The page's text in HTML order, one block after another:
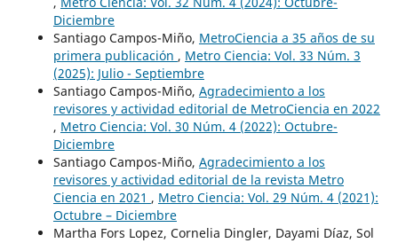
Diciembre
Santiago Campos-Miño, MetroCiencia a 35 años de su
primera publicación , Metro Ciencia: Vol. 33 Núm. 3
(2025): Julio - Septiembre
Santiago Campos-Miño, Agradecimiento a los
revisores y actividad editorial de MetroCiencia en 2022
, Metro Ciencia: Vol. 30 Núm. 4 (2022): Octubre-
Diciembre
Santiago Campos-Miño, Agradecimiento a los
revisores y actividad editorial de la revista Metro
Ciencia en 2021 , Metro Ciencia: Vol. 29 Núm. 4 (2021):
Octubre – Diciembre
Martha Fors Lopez, Cornelia Dingler, Dayami Díaz, Sol